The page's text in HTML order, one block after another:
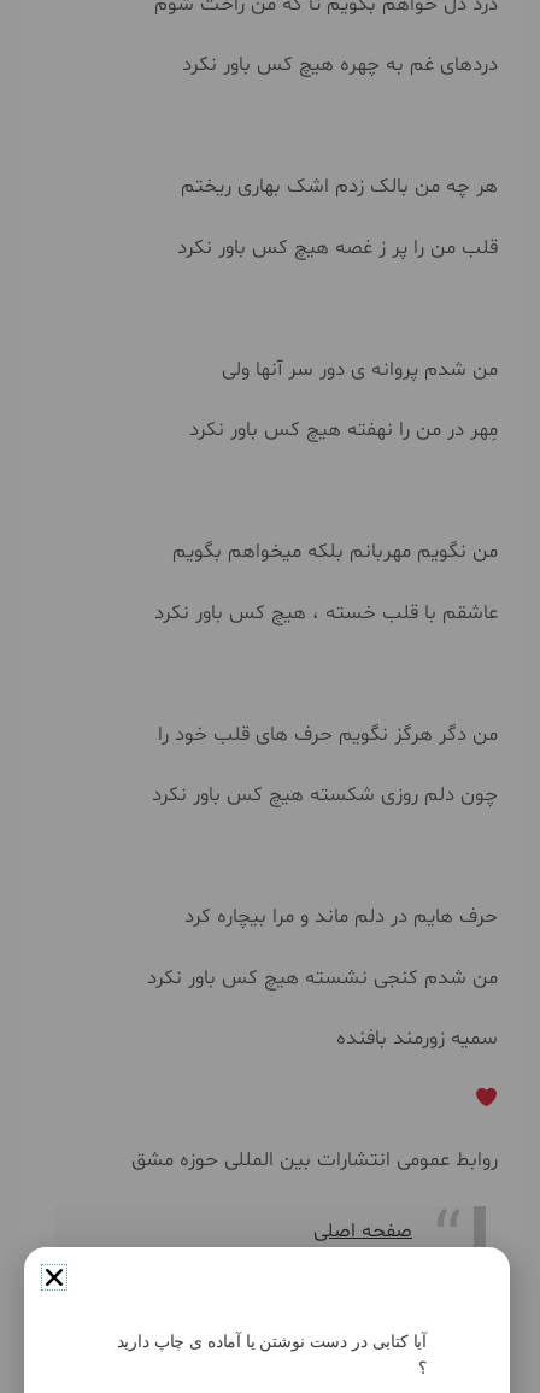
دردهای غم به چهره هیچ کس باور نکرد
هر چه من بالک زدم اشک بهاری ریختم
قلب من را پر ز غصه هیچ کس باور نکرد
من شدم پروانه ی دور سر آنها ولی
مِهر در من را نهفته هیچ کس باور نکرد
من نگویم مهربانم بلکه میخواهم بگویم
عاشقم با قلب خسته ، هیچ کس باور نکرد
من دگر هرگز نگویم حرف های قلب خود را
چون دلم روزی شکسته هیچ کس باور نکرد
حرف هایم در دلم ماند و مرا بیچاره کرد
من شدم کنجی نشسته هیچ کس باور نکرد
سمیه زورمند بافنده
روابط عمومی انتشارات بین المللی حوزه مشق
صفحه اصلی
آیا کتابی در دست نوشتن یا آماده ی چاپ دارید
؟